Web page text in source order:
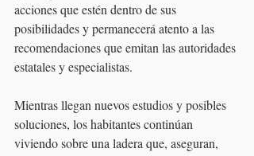
acciones que estén dentro de sus
posibilidades y permanecerá atento a las
recomendaciones que emitan las autoridades
estatales y especialistas.
Mientras llegan nuevos estudios y posibles
soluciones, los habitantes continúan
viviendo sobre una ladera que, aseguran,